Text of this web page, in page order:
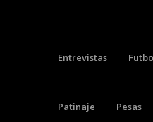
Entrevistas
Patinaje Pesas